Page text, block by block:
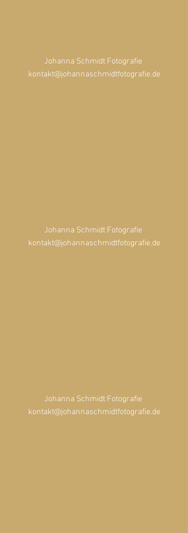
Johanna Schmidt Fotografie
kontakt@johannaschmidtfotografie.de
Johanna Schmidt Fotografie
kontakt@johannaschmidtfotografie.de
Johanna Schmidt Fotografie
kontakt@johannaschmidtfotografie.de